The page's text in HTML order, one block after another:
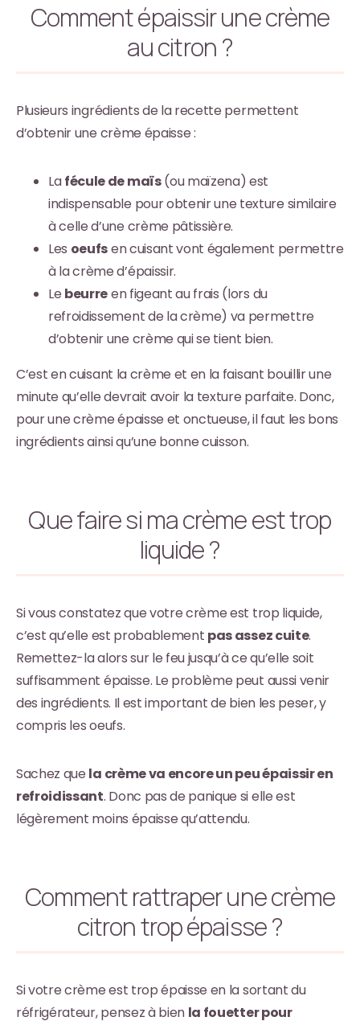
Comment épaissir une crème
au citron ?
Plusieurs ingrédients de la recette permettent
d’obtenir une crème épaisse :
Lafécule de maïs(ou maïzena) est
indispensable pour obtenir une texture similaire
à celle d’une crème pâtissière.
Les oeufsen cuisant vont également permettre
à la crème d’épaissir.
Le beurreen figeant au frais (lors du
refroidissement de la crème) va permettre
d’obtenir une crème qui se tient bien.
C’est en cuisant la crème et en la faisant bouillir une
minute qu’elle devrait avoir la texture parfaite. Donc,
pour une crème épaisse et onctueuse, il faut les bons
ingrédients ainsi qu’une bonne cuisson.
Que faire si ma crème est trop
liquide ?
Si vous constatez que votre crème est trop liquide,
c’est qu’elle est probablement pas assez cuite.
Remettez-la alors sur le feu jusqu’à ce qu’elle soit
suffisamment épaisse. Le problème peut aussi venir
des ingrédients. Il est important de bien les peser, y
compris les oeufs.
Sachez que la crème va encore un peu épaissir en
refroidissant. Donc pas de panique si elle est
légèrement moins épaisse qu’attendu.
Comment rattraper une crème
citron trop épaisse ?
Si votre crème est trop épaisse en la sortant du
réfrigérateur, pensez à bien la fouetter pour